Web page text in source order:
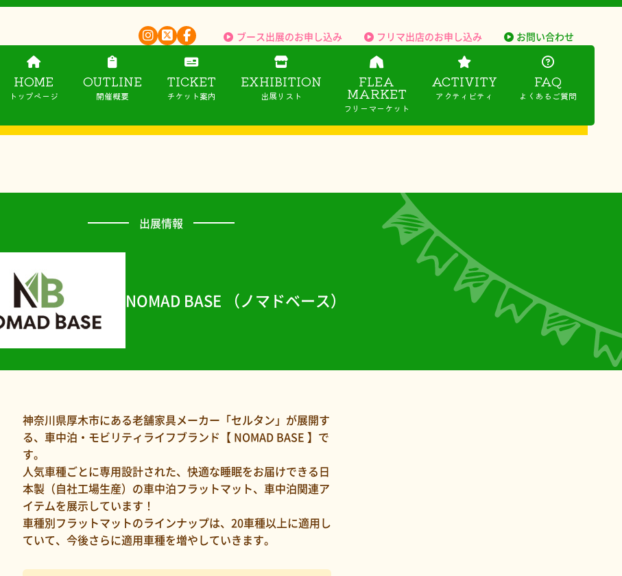
ブース出展のお申し込み フリマ出店のお申し込み お問い合わせ
HOME
トップページ
OUTLINE
開催概要
TICKET
チケット案内
EXHIBITION
出展リスト
FLEA
MARKET
フリーマーケット
ACTIVITY
アクティビティ
FAQ
よくあるご質問
出展情報
NOMAD BASE （ノマドベース）
神奈川県厚木市にある老舗家具メーカー「セルタン」が展開す
る、車中泊・モビリティライフブランド【 NOMAD BASE 】で
す。
人気車種ごとに専用設計された、快適な睡眠をお届けできる日
本製（自社工場生産）の車中泊フラットマット、車中泊関連ア
イテムを展示しています！
車種別フラットマットのラインナップは、20車種以上に適用し
ていて、今後さらに適用車種を増やしていきます。